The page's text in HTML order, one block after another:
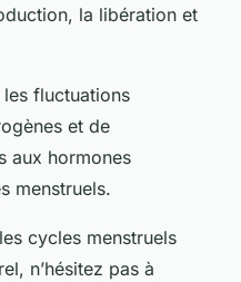
la libération et
fluctuations
et de
aux hormones
menstruels.
cycles menstruels
n’hésitez pas à